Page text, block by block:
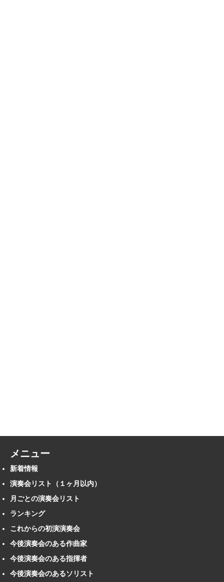
メニュー
新着情報
演奏会リスト（１ヶ月以内）
月ごとの演奏会リスト
ランキング
これからの初演演奏会
今後演奏会のある作曲家
今後演奏会のある指揮者
今後演奏会のあるソリスト